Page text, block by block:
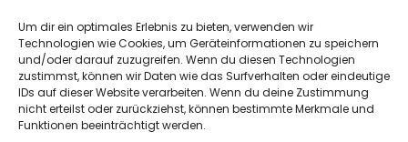
Um dir ein optimales Erlebnis zu bieten, verwenden wir
Technologien wie Cookies, um Geräteinformationen zu speichern
und/oder darauf zuzugreifen. Wenn du diesen Technologien
zustimmst, können wir Daten wie das Surfverhalten oder eindeutige
IDs auf dieser Website verarbeiten. Wenn du deine Zustimmung
nicht erteilst oder zurückziehst, können bestimmte Merkmale und
Funktionen beeinträchtigt werden.
Beziehungsarbeit.
Beteiligte Verbände
CVJM-Landesverband Bayern e. V. |CVJM-Gesamtverband in
Deutschland e. V.
CVJM-Westbund e. V.|Deutscher Jugendverband „Entschieden für
Christus“ e. V.